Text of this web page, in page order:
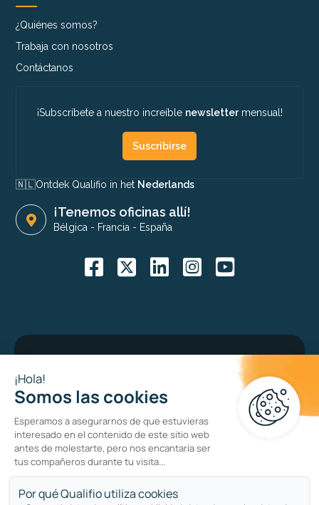
¿Quiénes somos?
Trabaja con nosotros
Contáctanos
¡Subscríbete a nuestro increíble newslettermensual!
Suscribirse
🇳🇱​Ontdek Qualifio in het Nederlands
¡Tenemos oficinas allí!
Bélgica - Francia - España
Bug bounty program